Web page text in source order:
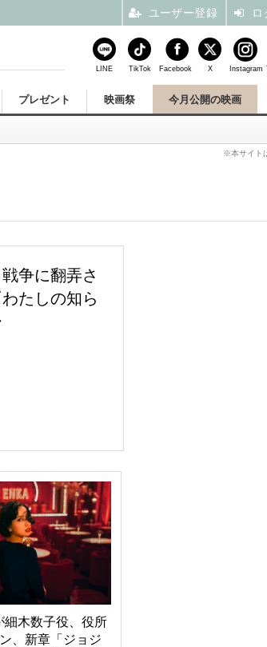
プレゼント 映画祭 今月公開の映画
※本サイト
争に翻弄さ
たしの知ら
細木数子役、役所
、新章「ジョジ
LINE TikTok Facebook X Instagram
ユーザー登録 ロ